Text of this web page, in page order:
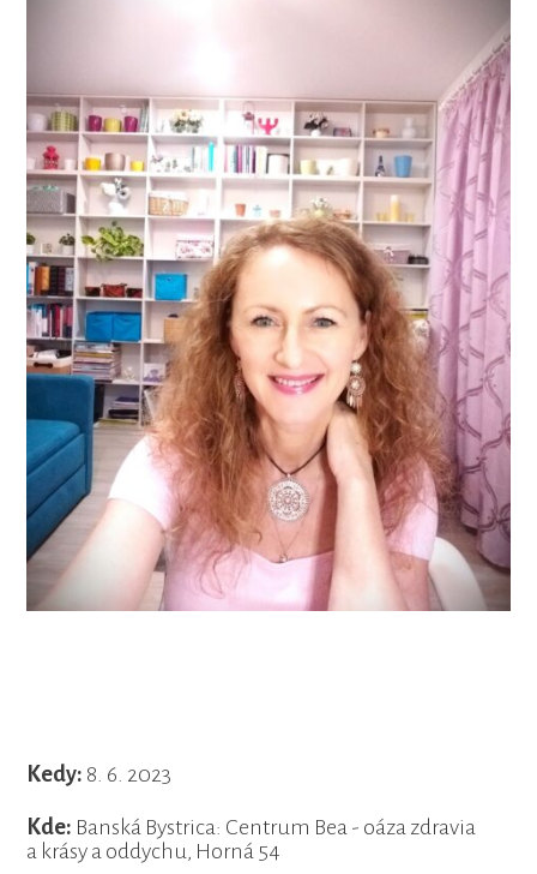
Kedy: 8. 6. 2023
Kde: Banská Bystrica: Centrum Bea - oáza zdravia
a krásy a oddychu, Horná 54